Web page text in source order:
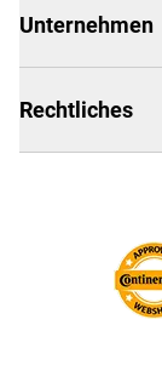
Unternehmen
Rechtliches